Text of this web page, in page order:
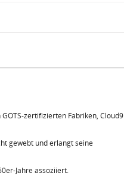
zertifizierten Fabriken, Cloud9
gewebt und erlangt seine
Jahre assoziiert.